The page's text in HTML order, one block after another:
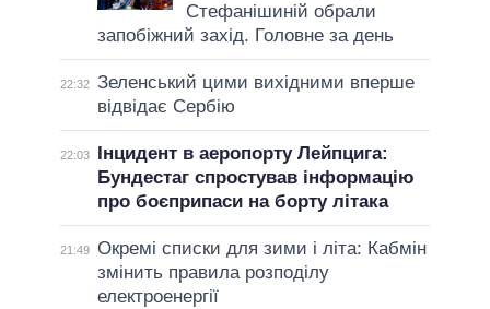
Стефанішиній обрали
запобіжний захід. Головне за день
22:32 Зеленський цими вихідними вперше
відвідає Сербію
22:03
Інцидент в аеропорту Лейпцига:
Бундестаг спростував інформацію
про боєприпаси на борту літака
21:49 Окремі списки для зими і літа: Кабмін
змінить правила розподілу
електроенергії